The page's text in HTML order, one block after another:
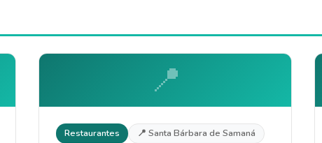
📍
Restaurantes 📍 Santa Bárbara de Samaná